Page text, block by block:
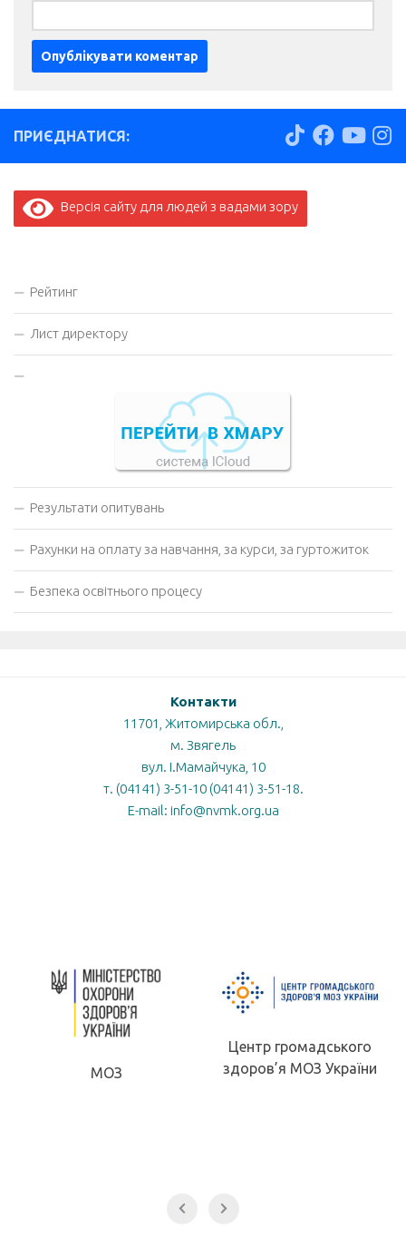
ПРИЄДНАТИСЯ:
Версія сайту для людей з вадами зору
Рейтинг
Лист директору
Результати опитувань
Рахунки на оплату за навчання, за курси, за гуртожиток
Безпека освітнього процесу
Контакти
11701, Житомирська обл.,
м. Звягель
вул. І.Мамайчука, 10
т. (04141) 3-51-10 (04141) 3-51-18.
E-mail: info@nvmk.org.ua
МОЗ
Центр громадського
здоров’я МОЗ України